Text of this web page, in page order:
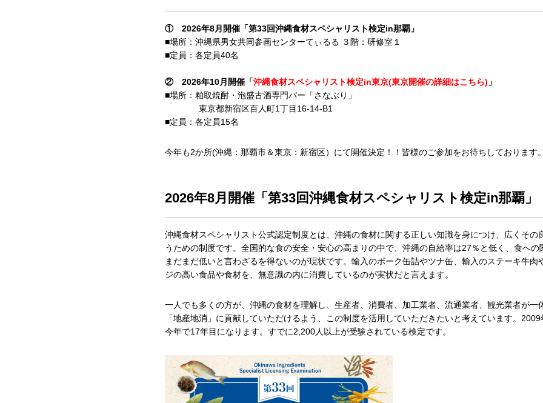
① 2026年8月開催「第33回沖縄食材スペシャリスト検定in那覇」
■場所：沖縄県男女共同参画センターてぃるる ３階：研修室１
■定員：各定員40名
② 2026年10月開催「沖縄食材スペシャリスト検定in東京(東京開催の詳細はこちら) 」
■場所：粕取焼酎・泡盛古酒専門バー「さなぶり」
東京都新宿区百人町1丁目16-14-B1
■定員：各定員15名
今年も2か所(沖縄：那覇市＆東京：新宿区）にて開催決定！！皆様のご参加をお待ちしております
2026年8月開催「第33回沖縄食材スペシャリスト検定in那覇」
沖縄食材スペシャリスト公式認定制度とは、沖縄の食材に関する正しい知識を身につけ、広くその
うための制度です。全国的な食の安全・安心の高まりの中で、沖縄の自給率は27％と低く、食へ
まだまだ低いと言わざるを得ないのが現状です。輸入のポーク缶詰やツナ缶、輸入のステーキ牛肉
ジの高い食品や食材を、無意識の内に消費しているのが実状だと言えます。
一人でも多くの方が、沖縄の食材を理解し、生産者、消費者、加工業者、流通業者、観光業者が一
「地産地消」に貢献していただけるよう、この制度を活用していただきたいと考えています。
今年で17年目になります。すでに2,200人以上が受験されている検定です。